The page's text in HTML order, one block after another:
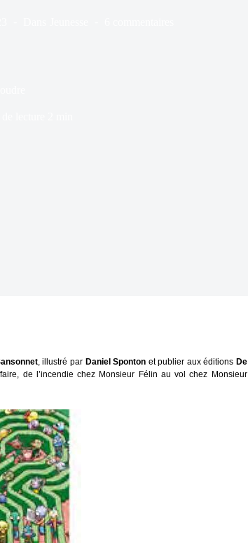
, illustré par Daniel Sponton et publier aux éditions De
de l’incendie chez Monsieur Félin au vol chez Monsieur